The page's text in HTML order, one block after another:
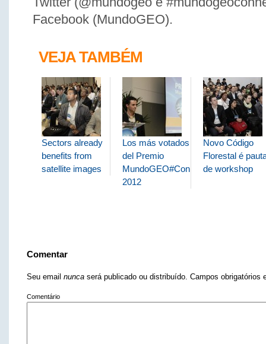
Facebook (MundoGEO).
VEJA TAMBÉM
Sectors already
benefits from
satellite images
Los más votados
del Premio
MundoGEO#Connect
2012
Novo Código
Florestal é
de workshop
Comentar
Seu email nunca será publicado ou distribuído. Campos
Comentário